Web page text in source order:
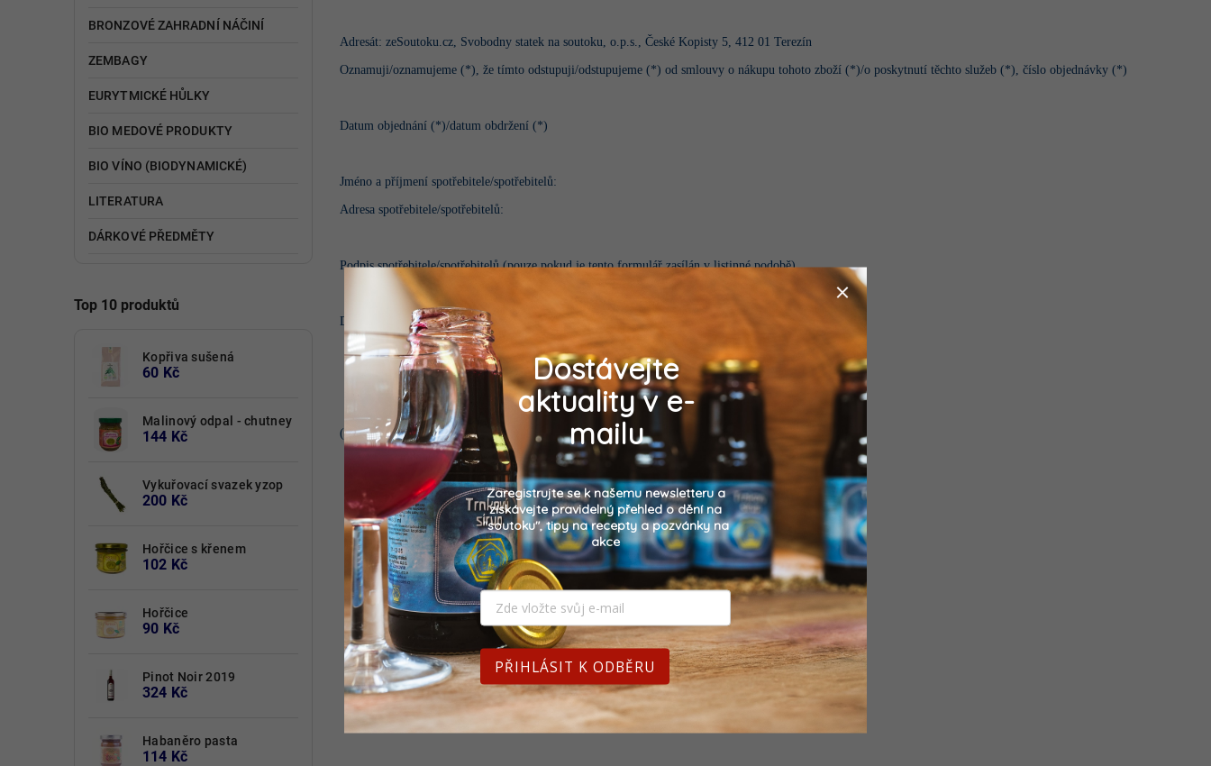
BRONZOVÉ ZAHRADNÍ NÁČINÍ
ZEMBAGY
EURYTMICKÉ HŮLKY
BIO MEDOVÉ PRODUKTY
BIO VÍNO (BIODYNAMICKÉ)
LITERATURA
DÁRKOVÉ PŘEDMĚTY
Top 10 produktů
Kopřiva sušená
60 Kč
Malinový odpal - chutney
144 Kč
Vykuřovací svazek yzop
200 Kč
Hořčice s křenem
102 Kč
Hořčice
90 Kč
Pinot Noir 2019
324 Kč
Habaněro pasta
114 Kč
Adresát: zeSoutoku.cz, Svobodny statek na soutoku, o.p.s., České Kopisty 5, 412 01 Terezín
Oznamuji/oznamujeme (*), že tímto odstupuji/odstupujeme (*) od smlouvy o nákupu tohoto zboží (*)/o poskytnutí těchto služeb (*), číslo objednávky (*)
Datum objednání (*)/datum obdržení (*)
Jméno a příjmení spotřebitele/spotřebitelů:
Adresa spotřebitele/spotřebitelů:
Podpis spotřebitele/spotřebitelů (pouze pokud je tento formulář zasílán v listinné podobě)
Datum
(*) Nehodící se škrtněte nebo údaje doplňte.
Dostávejte
aktuality v e-
mailu
Zaregistrujte se k našemu newsletteru a
získávejte pravidelný přehled o dění na
"soutoku", tipy na recepty a pozvánky na
akce
PŘIHLÁSIT K ODBĚRU